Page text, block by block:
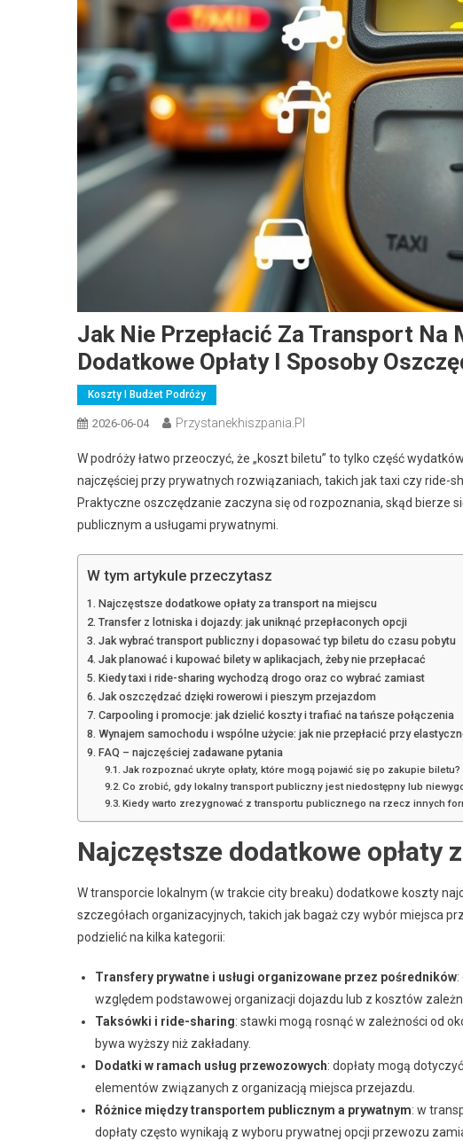
Jak Nie Przepłacić Za Transport Na
Dodatkowe Opłaty I Sposoby
Koszty I Budżet Podróży
2026-06-04 Przystanekhiszpania.pl
W podróży łatwo przeoczyć, że „koszt biletu” to tylko część
najczęściej przy prywatnych rozwiązaniach, takich jak taxi czy ride-
Praktyczne oszczędzanie zaczyna się od rozpoznania, skąd bierze
publicznym a usługami prywatnymi.
W tym artykule przeczytasz
Najczęstsze dodatkowe opłaty za transport na miejscu
Transfer z lotniska i dojazdy: jak uniknąć przepłaconych opcji
Jak wybrać transport publiczny i dopasować typ biletu do czasu pobytu
Jak planować i kupować bilety w aplikacjach, żeby nie przepłacać
Kiedy taxi i ride-sharing wychodzą drogo oraz co wybrać zamiast
Jak oszczędzać dzięki rowerowi i pieszym przejazdom
Carpooling i promocje: jak dzielić koszty i trafiać na tańsze połączenia
Wynajem samochodu i wspólne użycie: jak nie przepłacić przy
FAQ – najczęściej zadawane pytania
Jak rozpoznać ukryte opłaty, które mogą pojawić się po zakupie biletu?
Co zrobić, gdy lokalny transport publiczny jest niedostępny lub
Kiedy warto zrezygnować z transportu publicznego na rzecz innych
Najczęstsze dodatkowe opłaty
W transporcie lokalnym (w trakcie city breaku) dodatkowe koszty
szczegółach organizacyjnych, takich jak bagaż czy wybór miejsca
podzielić na kilka kategorii:
Transfery prywatne i usługi organizowane przez pośredników
względem podstawowej organizacji dojazdu lub z kosztów
Taksówki i ride-sharing: stawki mogą rosnąć w zależności od
bywa wyższy niż zakładany.
Dodatki w ramach usług przewozowych: dopłaty mogą
elementów związanych z organizacją miejsca przejazdu.
Różnice między transportem publicznym a prywatnym: w
dopłaty często wynikają z wyboru prywatnej opcji przewozu